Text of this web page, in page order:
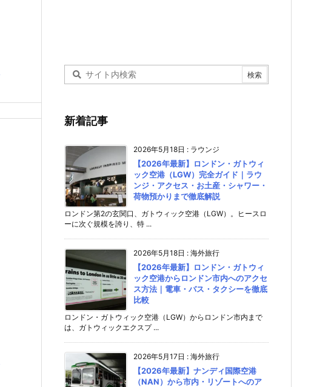
新着記事
2026年5月18日 : ラウンジ
【2026年最新】ロンドン・ガトウィ
ック空港（LGW）完全ガイド｜ラウ
ンジ・アクセス・お土産・シャワー・
荷物預かりまで徹底解説
ロンドン第2の玄関口、ガトウィック空港（LGW）。ヒースロ
ーに次ぐ規模を誇り、特 ...
2026年5月18日 : 海外旅行
【2026年最新】ロンドン・ガトウィ
ック空港からロンドン市内へのアクセ
ス方法｜電車・バス・タクシーを徹底
比較
ロンドン・ガトウィック空港（LGW）からロンドン市内まで
は、ガトウィックエクスプ ...
2026年5月17日 : 海外旅行
【2026年最新】ナンディ国際空港
（NAN）から市内・リゾートへのア